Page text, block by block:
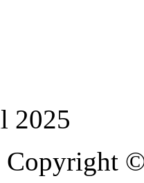
2025
Copyright